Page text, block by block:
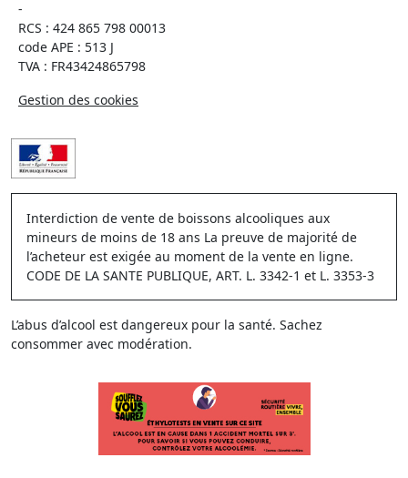
-
RCS : 424 865 798 00013
code APE : 513 J
TVA : FR43424865798
Gestion des cookies
Interdiction de vente de boissons alcooliques aux
mineurs de moins de 18 ans La preuve de majorité de
l’acheteur est exigée au moment de la vente en ligne.
CODE DE LA SANTE PUBLIQUE, ART. L. 3342-1 et L. 3353-3
L’abus d’alcool est dangereux pour la santé. Sachez
consommer avec modération.